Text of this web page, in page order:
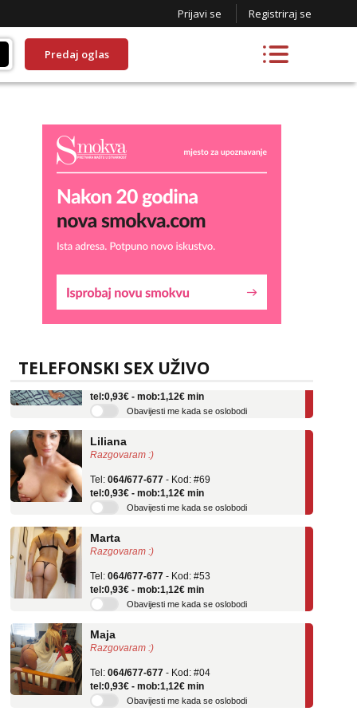
Prijavi se Registriraj se
Predaj oglas
TELEFONSKI SEX UŽIVO
Tel:064/677-677- Kod: #136
Obavijesti me kada se oslobodi
Razgovaram :)
tel:0,93€ - mob:1,12€ min
Obavijesti me kada se oslobodi
Razgovaram :)
tel:0,93€ - mob:1,12€ min
Obavijesti me kada se oslobodi
Razgovaram :)
tel:0,93€ - mob:1,12€ min
Obavijesti me kada se oslobodi